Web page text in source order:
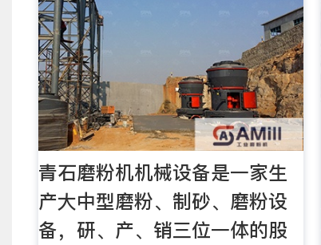
青石磨粉机机械设备是一家生
产大中型磨粉、制砂、磨粉设
备，研、产、销三位一体的股